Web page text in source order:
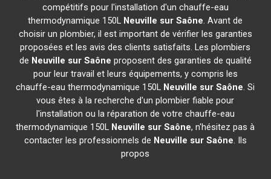
compétitifs pour l'installation d'un chauffe-eau
thermodynamique 150L Neuville sur Saône. Avant de
choisir un plombier, il est important de vérifier les garanties
proposées et les avis des clients satisfaits. Les plombiers
de Neuville sur Saône proposent des garanties de qualité
pour leur travail et leurs équipements, y compris les
chauffe-eau thermodynamique 150L Neuville sur Saône. Si
vous êtes à la recherche d'un plombier fiable pour
l'installation ou la réparation de votre chauffe-eau
thermodynamique 150L Neuville sur Saône, n'hésitez pas à
contacter les professionnels de Neuville sur Saône. Ils
propos